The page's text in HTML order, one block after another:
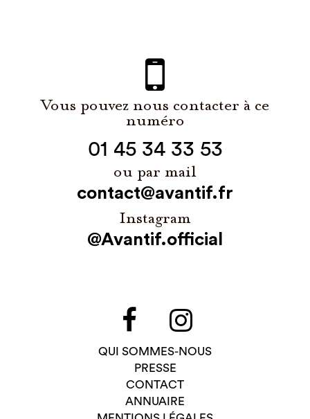
Vous pouvez nous contacter à ce
numéro
01 45 34 33 53
ou par mail
contact@avantif.fr
Instagram
@Avantif.official
QUI SOMMES-NOUS
PRESSE
CONTACT
ANNUAIRE